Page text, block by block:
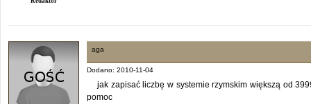
aga
Dodano: 2010-11-04
jak zapisać liczbę w systemie rzymskim większą od
pomoc